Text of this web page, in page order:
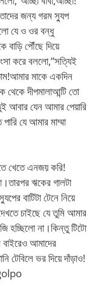
জন্য গরম স্যুপ
যে ও ওর বন্ধু
বাড়ি পৌঁছে দিয়ে
করে বললো,”সত্যিই
মাকে একদিন
দীপমালাআন্টি তো
আবার যেন আমার পেয়ারি
যে আমার মাম্মা
খেতে এনজয় করি!
ঋকের গালটা
বাটিটা টেনে নিয়ে
চাইছে যে তুমি আমার
হচ্ছিলো না।কিন্তু টিটো
আমাদের
টেবিলে ভর দিয়ে দাঁড়াও!